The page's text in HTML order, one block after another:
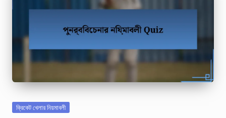
Posted
ক্রিকেট খেলার নিয়মাবলী